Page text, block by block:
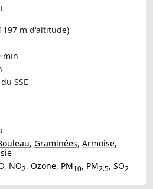
m d'altitude)
min
du SSE
, Graminées, Armoise,
, NO2, Ozone, PM10, PM2.5, SO2